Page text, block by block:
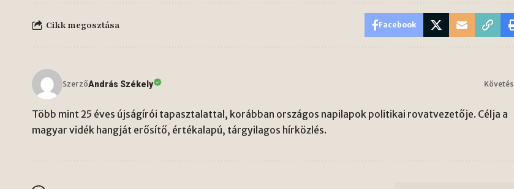
Cikk megosztása Facebook
SzerzőAndrás Székely Követés
Több mint 25 éves újságírói tapasztalattal, korábban országos napilapok politikai rovatvezetője. Célja a
magyar vidék hangját erősítő, értékalapú, tárgyilagos hírközlés.